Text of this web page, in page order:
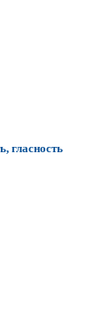
гласность